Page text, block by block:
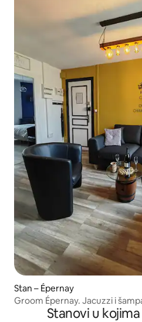
Stan – Épernay
Groom Épernay. Jacuzzi i
Stanovi u